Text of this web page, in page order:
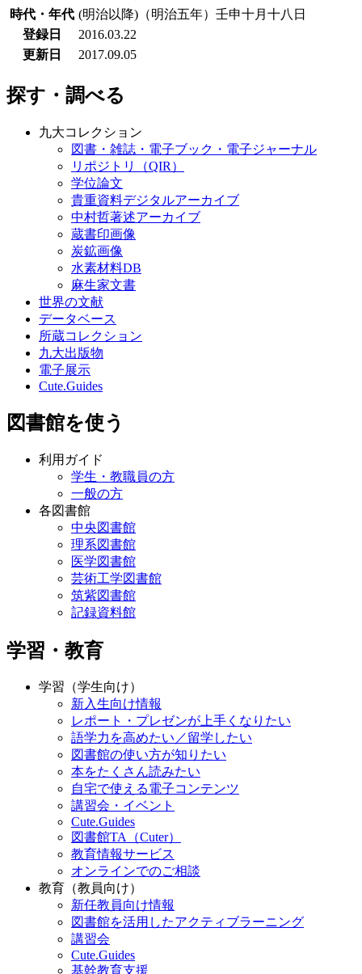
時代・年代 (明治以降)（明治五年）壬申十月十八日
登録日
2016.03.22
更新日
2017.09.05
探す・調べる
九大コレクション
図書・雑誌・電子ブック・電子ジャーナル
リポジトリ（QIR）
学位論文
貴重資料デジタルアーカイブ
中村哲著述アーカイブ
蔵書印画像
炭鉱画像
水素材料DB
麻生家文書
世界の文献
データベース
所蔵コレクション
九大出版物
電子展示
Cute.Guides
図書館を使う
利用ガイド
学生・教職員の方
一般の方
各図書館
中央図書館
理系図書館
医学図書館
芸術工学図書館
筑紫図書館
記録資料館
学習・教育
学習（学生向け）
新入生向け情報
レポート・プレゼンが上手くなりたい
語学力を高めたい／留学したい
図書館の使い方が知りたい
本をたくさん読みたい
自宅で使える電子コンテンツ
講習会・イベント
Cute.Guides
図書館TA（Cuter）
教育情報サービス
オンラインでのご相談
教育（教員向け）
新任教員向け情報
図書館を活用したアクティブラーニング
講習会
Cute.Guides
基幹教育支援